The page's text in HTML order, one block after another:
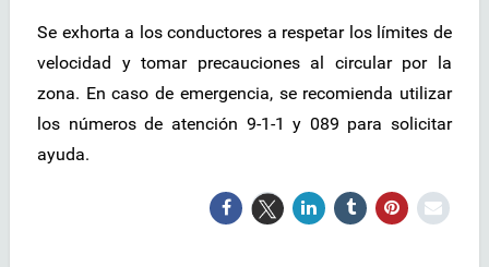
Se exhorta a los conductores a respetar los límites de
velocidad y tomar precauciones al circular por la
zona. En caso de emergencia, se recomienda utilizar
los números de atención 9-1-1 y 089 para solicitar
ayuda.